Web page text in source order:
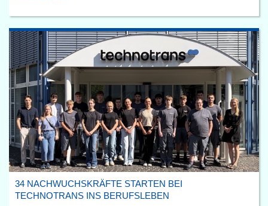
34 NACHWUCHSKRÄFTE STARTEN BEI
TECHNOTRANS INS BERUFSLEBEN